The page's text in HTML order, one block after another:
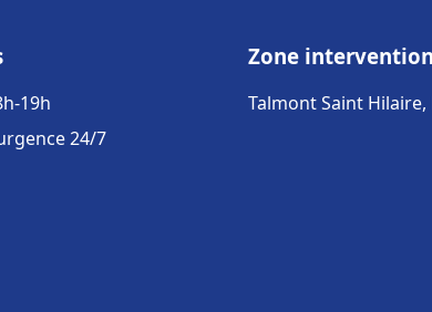
19h
24/7
Zone intervention
Talmont Saint Hilaire,